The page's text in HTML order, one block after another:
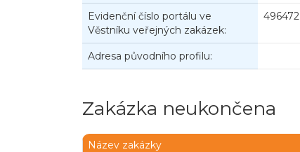
Evidenční číslo portálu ve
Věstníku veřejných zakázek:
496472
Adresa původního profilu:
Zakázka neukončena
Název zakázky